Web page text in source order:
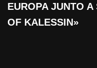
EUROPA JUNTO
OF KALESSIN»